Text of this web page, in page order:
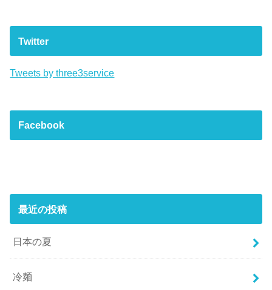
Twitter
Tweets by three3service
Facebook
最近の投稿
日本の夏
冷麺